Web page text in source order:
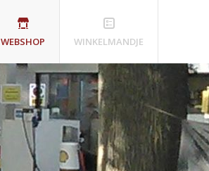
WEBSHOP WINKELMANDJE